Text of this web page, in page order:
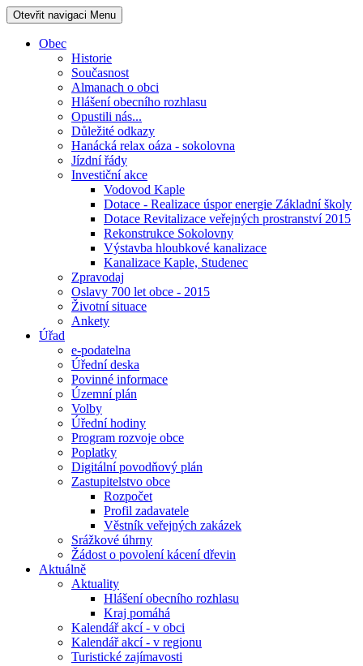
Otevřit navigaci Menu
Obec
Historie
Současnost
Almanach o obci
Hlášení obecního rozhlasu
Opustili nás...
Důležité odkazy
Hanácká relax oáza - sokolovna
Jízdní řády
Investiční akce
Vodovod Kaple
Dotace - Realizace úspor energie Základní školy
Dotace Revitalizace veřejných prostranství 2015
Rekonstrukce Sokolovny
Výstavba hloubkové kanalizace
Kanalizace Kaple, Studenec
Zpravodaj
Oslavy 700 let obce - 2015
Životní situace
Ankety
Úřad
e-podatelna
Úřední deska
Povinné informace
Územní plán
Volby
Úřední hodiny
Program rozvoje obce
Poplatky
Digitální povodňový plán
Zastupitelstvo obce
Rozpočet
Profil zadavatele
Věstník veřejných zakázek
Srážkové úhrny
Žádost o povolení kácení dřevin
Aktuálně
Aktuality
Hlášení obecního rozhlasu
Kraj pomáhá
Kalendář akcí - v obci
Kalendář akcí - v regionu
Turistické zajímavosti